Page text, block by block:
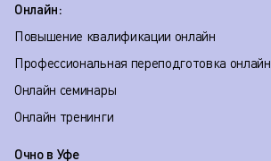
Онлайн:
Повышение квалификации онлайн
Профессиональная переподготовка онлайн
Онлайн семинары
Онлайн тренинги
Очно в Уфе